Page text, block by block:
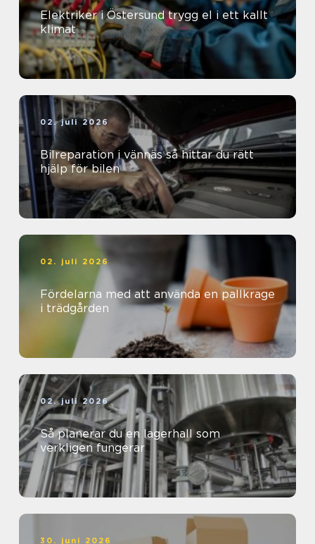
Elektriker i Östersund trygg el i ett kallt
klimat
02. juli 2026
Bilreparation i vännäs så hittar du rätt
hjälp för bilen
02. juli 2026
Fördelarna med att använda en pallkrage
i trädgården
02. juli 2026
Så planerar du en lagerhall som
verkligen fungerar
30. juni 2026